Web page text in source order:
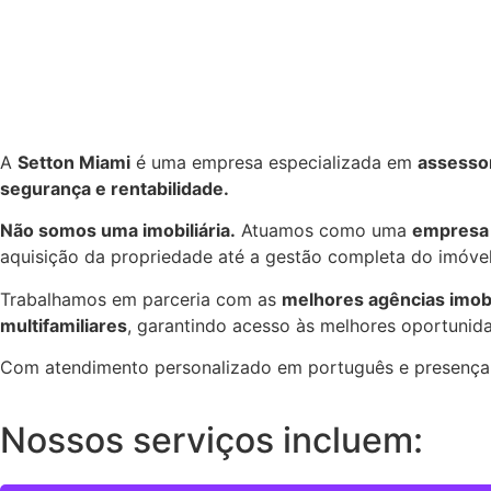
A Setton Miami é uma empresa especializada em
segurança e rentabilidade.
Não somos uma imobiliária. Atuamos como uma
aquisição da propriedade até a gestão completa do
Trabalhamos em parceria com as melhores agências
multifamiliares, garantindo acesso às melhores
Com atendimento personalizado em português e
Nossos serviços incluem: